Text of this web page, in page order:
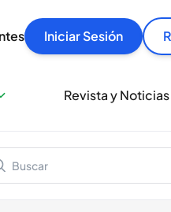
Iniciar Sesión
rápido, con seguridad y
miles de amantes del
Revista y Noticias